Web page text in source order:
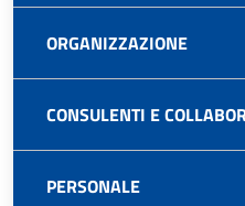
ORGANIZZAZIONE
CONSULENTI E
PERSONALE